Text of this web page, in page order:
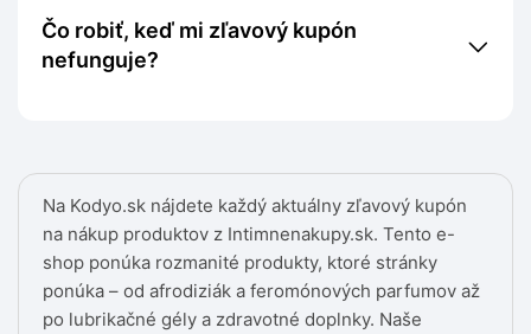
Na Kodyo.sk nájdete každý aktuálny zľavový kupón
na nákup produktov z Intimnenakupy.sk. Tento e-
shop ponúka rozmanité produkty, ktoré stránky
ponúka – od afrodiziák a feromónových parfumov až
po lubrikačné gély a zdravotné doplnky. Naše
Čo robiť, keď mi zľavový kupón
nefunguje?